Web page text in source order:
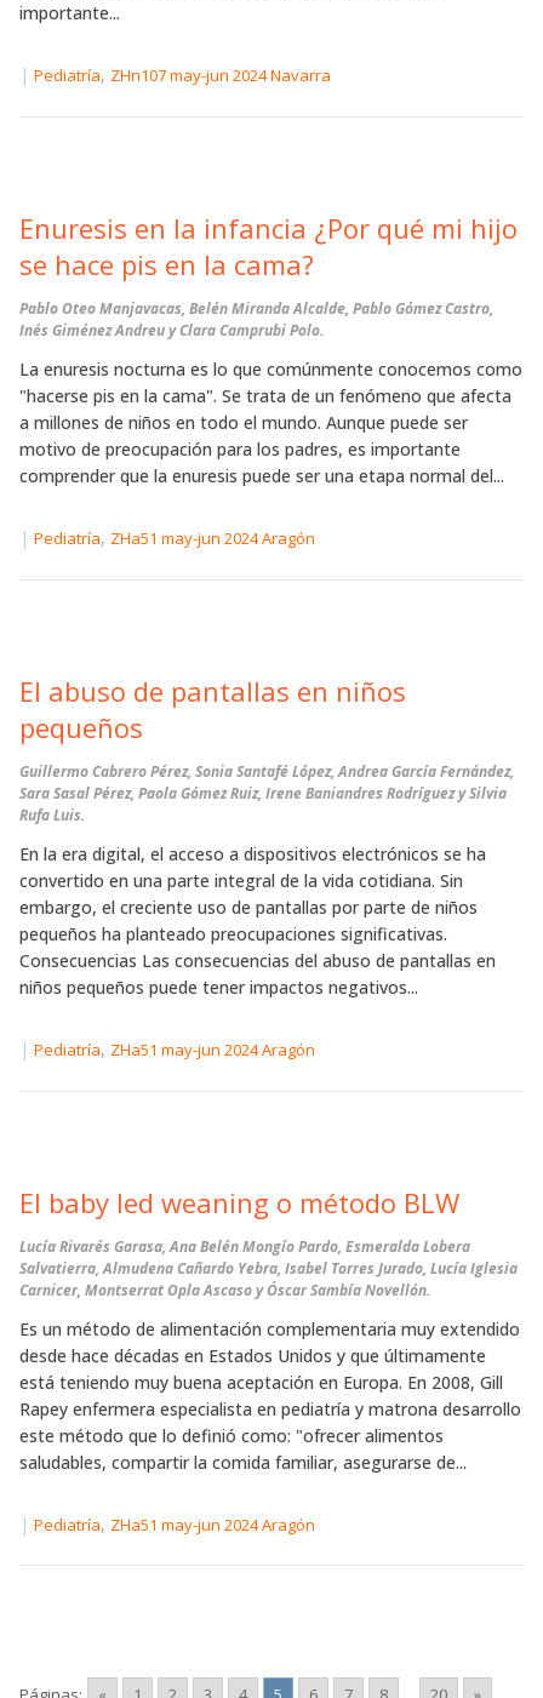
importante...
| Pediatría, ZHn107 may-jun 2024 Navarra
Enuresis en la infancia ¿Por qué mi hijo
se hace pis en la cama?
Pablo Oteo Manjavacas, Belén Miranda Alcalde, Pablo Gómez Castro,
Inés Giménez Andreu y Clara Camprubi Polo.
La enuresis nocturna es lo que comúnmente conocemos como
"hacerse pis en la cama". Se trata de un fenómeno que afecta
a millones de niños en todo el mundo. Aunque puede ser
motivo de preocupación para los padres, es importante
comprender que la enuresis puede ser una etapa normal del...
| Pediatría, ZHa51 may-jun 2024 Aragón
El abuso de pantallas en niños
pequeños
Guillermo Cabrero Pérez, Sonia Santafé López, Andrea García Fernández,
Sara Sasal Pérez, Paola Gómez Ruiz, Irene Baniandres Rodríguez y Silvia
Rufa Luis.
En la era digital, el acceso a dispositivos electrónicos se ha
convertido en una parte integral de la vida cotidiana. Sin
embargo, el creciente uso de pantallas por parte de niños
pequeños ha planteado preocupaciones significativas.
Consecuencias Las consecuencias del abuso de pantallas en
niños pequeños puede tener impactos negativos...
| Pediatría, ZHa51 may-jun 2024 Aragón
El baby led weaning o método BLW
Lucía Rivarés Garasa, Ana Belén Mongío Pardo, Esmeralda Lobera
Salvatierra, Almudena Cañardo Yebra, Isabel Torres Jurado, Lucía Iglesia
Carnicer, Montserrat Opla Ascaso y Óscar Sambía Novellón.
Es un método de alimentación complementaria muy extendido
desde hace décadas en Estados Unidos y que últimamente
está teniendo muy buena aceptación en Europa. En 2008, Gill
Rapey enfermera especialista en pediatría y matrona desarrollo
este método que lo definió como: "ofrecer alimentos
saludables, compartir la comida familiar, asegurarse de...
| Pediatría, ZHa51 may-jun 2024 Aragón